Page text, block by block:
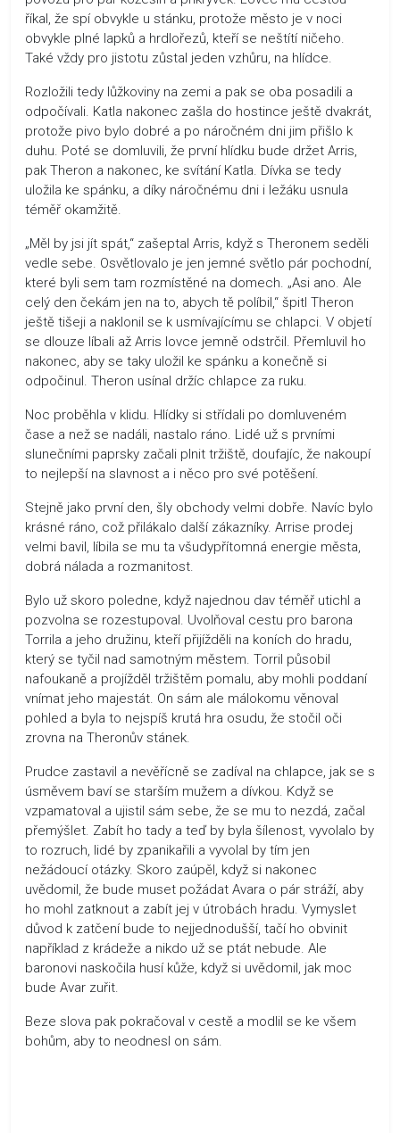
říkal, že spí obvykle u stánku, protože město je v noci
obvykle plné lapků a hrdlořezů, kteří se neštítí ničeho.
Také vždy pro jistotu zůstal jeden vzhůru, na hlídce.
Rozložili tedy lůžkoviny na zemi a pak se oba posadili a
odpočívali. Katla nakonec zašla do hostince ještě dvakrát,
protože pivo bylo dobré a po náročném dni jim přišlo k
duhu. Poté se domluvili, že první hlídku bude držet Arris,
pak Theron a nakonec, ke svítání Katla. Dívka se tedy
uložila ke spánku, a díky náročnému dni i ležáku usnula
téměř okamžitě.
„Měl by jsi jít spát,“ zašeptal Arris, když s Theronem seděli
vedle sebe. Osvětlovalo je jen jemné světlo pár pochodní,
které byli sem tam rozmístěné na domech. „Asi ano. Ale
celý den čekám jen na to, abych tě políbil,“ špitl Theron
ještě tišeji a naklonil se k usmívajícímu se chlapci. V objetí
se dlouze líbali až Arris lovce jemně odstrčil. Přemluvil ho
nakonec, aby se taky uložil ke spánku a konečně si
odpočinul. Theron usínal držíc chlapce za ruku.
Noc proběhla v klidu. Hlídky si střídali po domluveném
čase a než se nadáli, nastalo ráno. Lidé už s prvními
slunečními paprsky začali plnit tržiště, doufajíc, že nakoupí
to nejlepší na slavnost a i něco pro své potěšení.
Stejně jako první den, šly obchody velmi dobře. Navíc bylo
krásné ráno, což přilákalo další zákazníky. Arrise prodej
velmi bavil, líbila se mu ta všudypřítomná energie města,
dobrá nálada a rozmanitost.
Bylo už skoro poledne, když najednou dav téměř utichl a
pozvolna se rozestupoval. Uvolňoval cestu pro barona
Torrila a jeho družinu, kteří přijížděli na koních do hradu,
který se tyčil nad samotným městem. Torril působil
nafoukaně a projížděl tržištěm pomalu, aby mohli poddaní
vnímat jeho majestát. On sám ale málokomu věnoval
pohled a byla to nejspíš krutá hra osudu, že stočil oči
zrovna na Theronův stánek.
Prudce zastavil a nevěřícně se zadíval na chlapce, jak se s
úsměvem baví se starším mužem a dívkou. Když se
vzpamatoval a ujistil sám sebe, že se mu to nezdá, začal
přemýšlet. Zabít ho tady a teď by byla šílenost, vyvolalo by
to rozruch, lidé by zpanikařili a vyvolal by tím jen
nežádoucí otázky. Skoro zaúpěl, když si nakonec
uvědomil, že bude muset požádat Avara o pár stráží, aby
ho mohl zatknout a zabít jej v útrobách hradu. Vymyslet
důvod k zatčení bude to nejjednodušší, tačí ho obvinit
například z krádeže a nikdo už se ptát nebude. Ale
baronovi naskočila husí kůže, když si uvědomil, jak moc
bude Avar zuřit.
Beze slova pak pokračoval v cestě a modlil se ke všem
bohům, aby to neodnesl on sám.